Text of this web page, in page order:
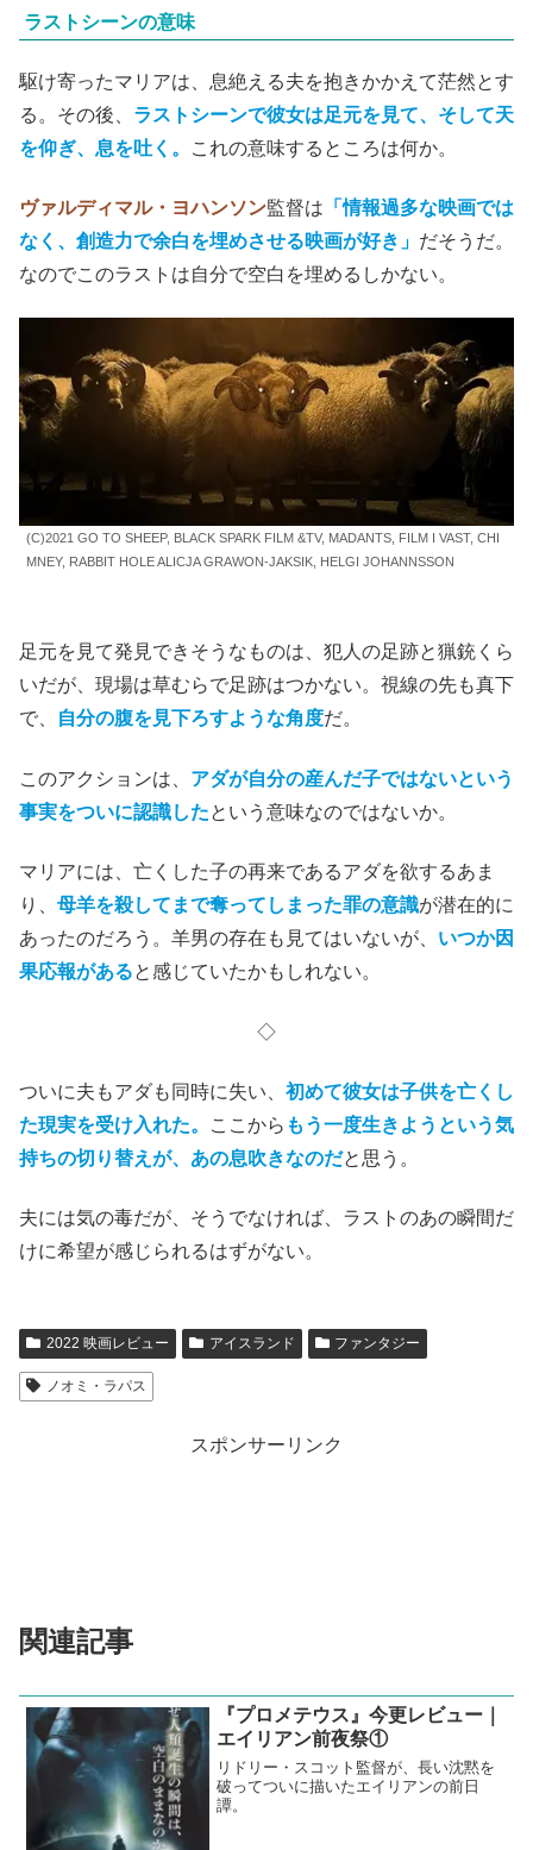
ラストシーンの意味
駆け寄ったマリアは、息絶える夫を抱きかかえて茫然とす
る。その後、 ラストシーンで彼女は足元を見て、そして天
を仰ぎ、息を吐く。
これの意味するところは何か。
ヴァルディマル・ヨハンソン監督は 「情報過多な映画では
なく、創造力で余白を埋めさせる映画が好き」 だそうだ。
なのでこのラストは自分で空白を埋めるしかない。
(C)2021 GO TO SHEEP, BLACK SPARK FILM &TV, MADANTS, FILM I VAST, CHI
MNEY, RABBIT HOLE ALICJA GRAWON-JAKSIK, HELGI JOHANNSSON
足元を見て発見できそうなものは、犯人の足跡と猟銃くら
いだが、現場は草むらで足跡はつかない。 視線の先も真下
で、
自分の腹を見下ろすような角度だ。
このアクションは、 アダが自分の産んだ子ではないという
事実をついに認識したという意味なのではないか。
マリアには、亡くした子の再来であるアダを欲するあま
り、 母羊を殺してまで奪ってしまった罪の意識が潜在的に
あったのだろう。羊男の存在も見てはいないが、 いつか因
果応報があると感じていたかもしれない。
◇
ついに夫もアダも同時に失い、 初めて彼女は子供を亡くし
た現実を受け入れた。
ここから もう一度生きようという気
持ちの切り替えが、あの息吹きなのだと思う。
夫には気の毒だが、そうでなければ、ラストのあの瞬間だ
けに希望が感じられるはずがない。
2022 映画レビュー アイスランド ファンタジー
ノオミ・ラパス
スポンサーリンク
関連記事
『プロメテウス』今更レビュー｜
エイリアン前夜祭①
リドリー・スコット監督が、長い沈黙を
破ってついに描いたエイリアンの前日
譚。